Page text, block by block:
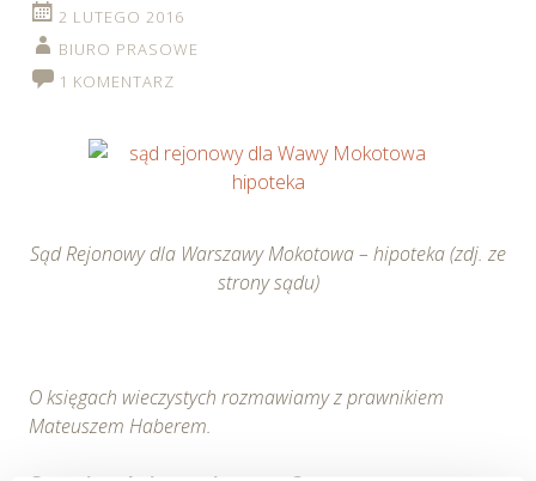
2 LUTEGO 2016
BIURO PRASOWE
1 KOMENTARZ
Sąd Rejonowy dla Warszawy Mokotowa – hipoteka (zdj. ze
strony sądu)
O księgach wieczystych rozmawiamy z prawnikiem
Mateuszem Haberem.